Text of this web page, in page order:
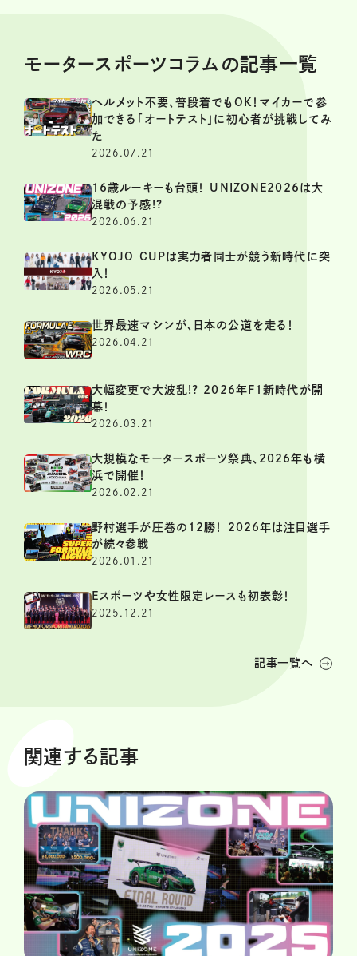
モータースポーツコラムの記事一覧
ヘルメット不要、普段着でもOK！マイカーで参
加できる「オートテスト」に初心者が挑戦してみ
た
2026.07.21
16歳ルーキーも台頭！ UNIZONE2026は大
混戦の予感!?
2026.06.21
KYOJO CUPは実力者同士が競う新時代に突
入！
2026.05.21
世界最速マシンが、日本の公道を走る！
2026.04.21
大幅変更で大波乱!? 2026年F1新時代が開
幕！
2026.03.21
大規模なモータースポーツ祭典、2026年も横
浜で開催！
2026.02.21
野村選手が圧巻の12勝！ 2026年は注目選手
が続々参戦
2026.01.21
Eスポーツや女性限定レースも初表彰！
2025.12.21
記事一覧へ
関連する記事